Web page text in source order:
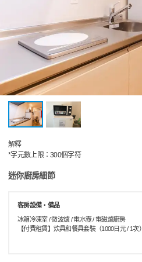
解釋
*字元數上限：300個字符
迷你廚房細節
客房設備・備品
冰箱冷凍室 / 微波爐 / 電水壺 / 電磁爐廚房
【付費租賃】炊具和餐具套裝（1000日元 / 1次）